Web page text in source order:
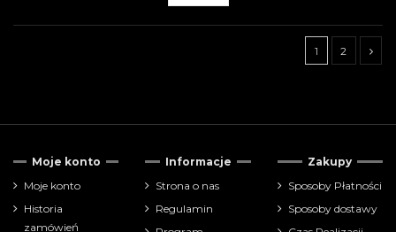
1 2
zł
Pokaż tylko
Moje konto
Moje konto
Historia
zamówień
Informacje
Strona o nas
Regulamin
Zakupy
Sposoby Płatności
Sposoby dostawy